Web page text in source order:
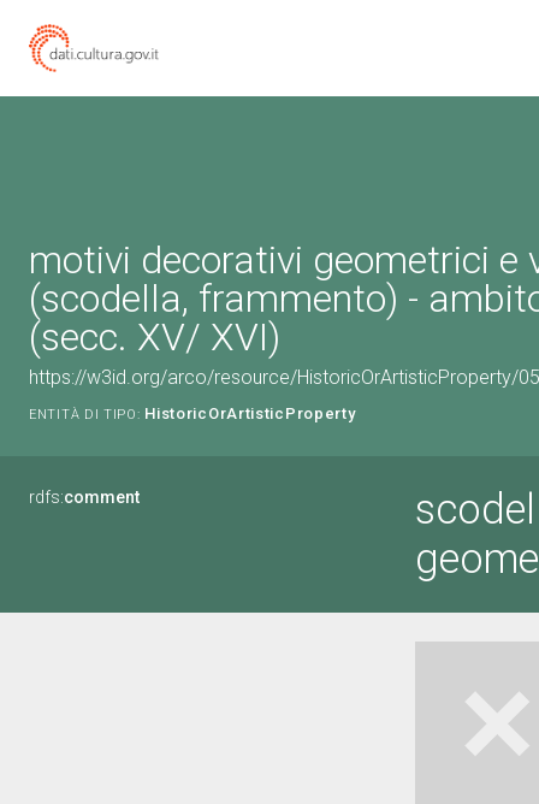
motivi decorativi geometrici e
(scodella, frammento) -
(secc. XV/ XVI)
https://w3id.org/arco/resource/HistoricOrArtisticProperty/
ENTITÀ DI TIPO: HistoricOrArtisticProperty
rdfs:comment